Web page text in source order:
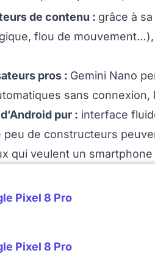
de contenu : grâce à
flou de
pros : Gemini Nano
sans
pur : interface
peu de constructeurs
qui veulent un
Pixel 8 Pro
Pixel 8 Pro